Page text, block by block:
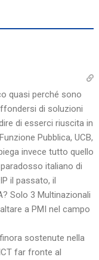
quasi perché sono
di soluzioni
di esserci riuscita in
Pubblica, UCB,
invece tutto quello
italiano di
il passato, il
Solo 3 Multinazionali
a PMI nel campo
sostenute nella
far fronte al